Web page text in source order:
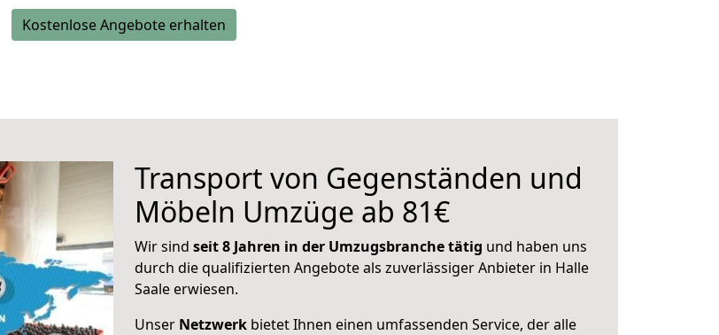
Kostenlose Angebote erhalten
Transport von Gegenständen und
Möbeln Umzüge ab 81€
Wir sind seit 8 Jahren in der Umzugsbranche tätig und haben uns
durch die qualifizierten Angebote als zuverlässiger Anbieter in Halle
Saale erwiesen.
Unser Netzwerk bietet Ihnen einen umfassenden Service, der alle